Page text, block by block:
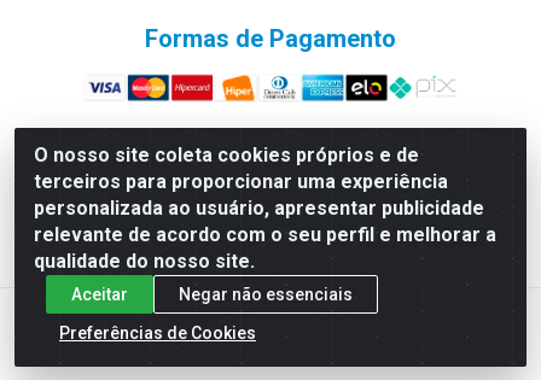
O nosso site coleta cookies próprios e de
terceiros para proporcionar uma experiência
personalizada ao usuário, apresentar publicidade
relevante de acordo com o seu perfil e melhorar a
qualidade do nosso site.
Aceitar
Negar não essenciais
Preferências de Cookies
Formas de Pagamento
Rymo Imagem e Produtos Gráficos da Amazonia LTDA - Av.
Ajuricaba, 379 - Cachoeirinha, Manaus/AM - CEP 69065-110 -
CNPJ 14.220.230.0001-70